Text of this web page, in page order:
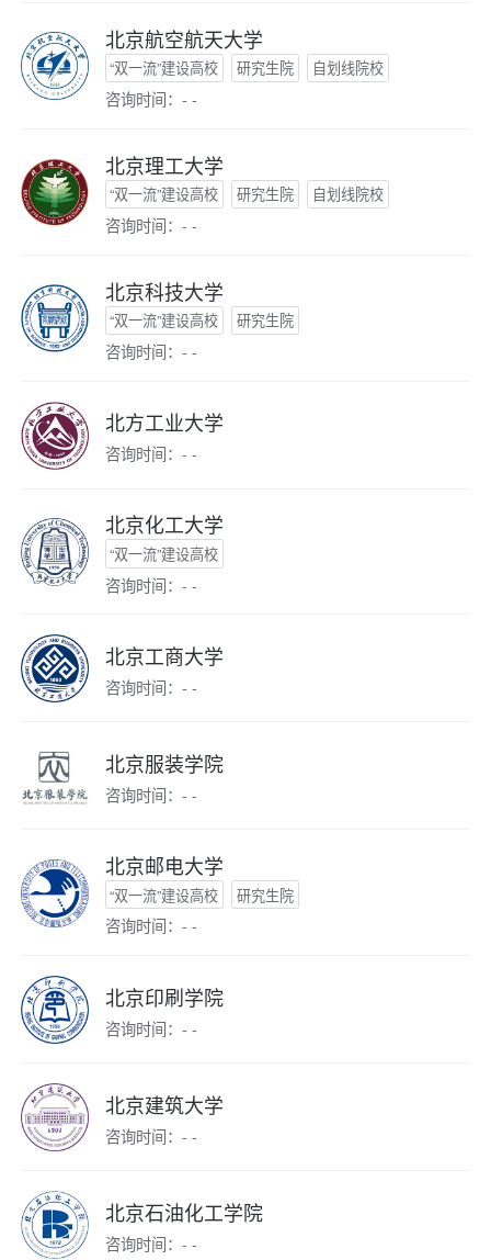
北京航空航天大学
“双一流”建设高校 研究生院 自划线院校
咨询时间：- -
北京理工大学
“双一流”建设高校 研究生院 自划线院校
咨询时间：- -
北京科技大学
“双一流”建设高校 研究生院
咨询时间：- -
北方工业大学
咨询时间：- -
北京化工大学
“双一流”建设高校
咨询时间：- -
北京工商大学
咨询时间：- -
北京服装学院
咨询时间：- -
北京邮电大学
“双一流”建设高校 研究生院
咨询时间：- -
北京印刷学院
咨询时间：- -
北京建筑大学
咨询时间：- -
北京石油化工学院
咨询时间：- -